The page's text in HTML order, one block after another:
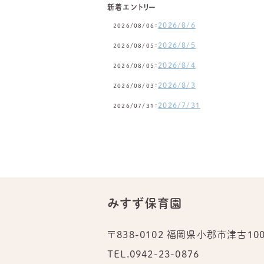
新着エントリー
2026/08/06： 2026/8/6
2026/08/05： 2026/8/5
2026/08/05： 2026/8/4
2026/08/03： 2026/8/3
2026/07/31： 2026/7/31
みすず保育園
〒838-0102 福岡県小郡市津古
TEL.0942-23-0876